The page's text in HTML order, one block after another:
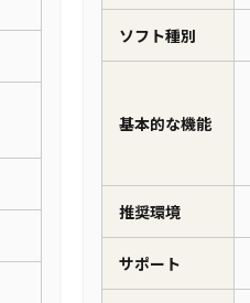
ソフト種別
基本的な機能
推奨環境
サポート